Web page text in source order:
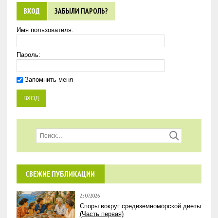
ВХОД ЗАБЫЛИ ПАРОЛЬ?
Имя пользователя:
Пароль:
Запомнить меня
СВЕЖИЕ ПУБЛИКАЦИИ
25.07.2026
Споры вокруг средиземноморской диеты
(Часть первая)